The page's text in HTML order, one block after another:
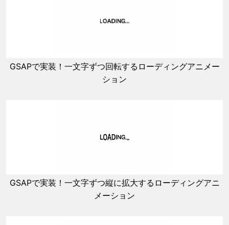
GSAPで実装！一文字ずつ回転するローディングアニメー
ション
GSAPで実装！一文字ずつ縦に拡大するローディングアニ
メーション